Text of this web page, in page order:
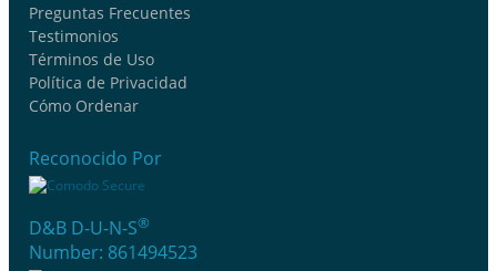
Preguntas Frecuentes
Testimonios
Términos de Uso
Política de Privacidad
Cómo Ordenar
Reconocido Por
D&B D-U-N-S®
Number: 861494523